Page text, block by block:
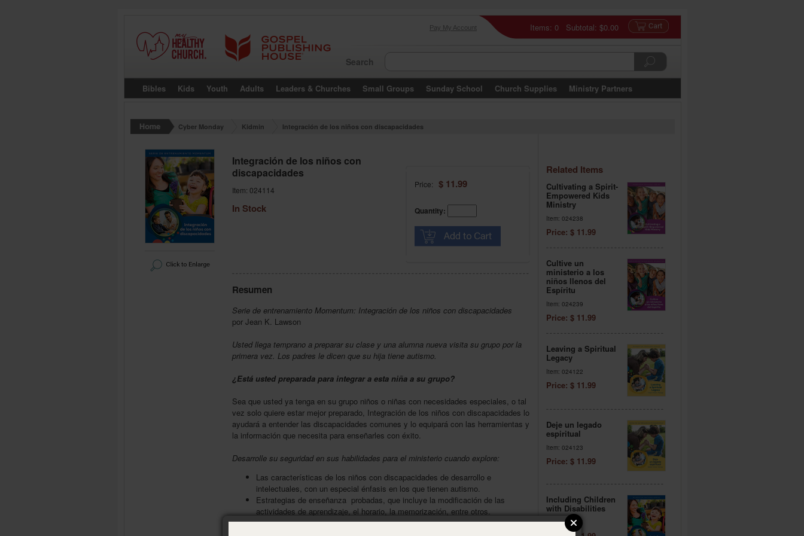
Items: 0 Subtotal: $0.00
Pay My Account
Search
Bibles Kids Youth Adults Leaders & Churches Small Groups Sunday School Church Supplies Ministry Partners
Cyber Monday Kidmin Integración de los niños con discapacidades
Integración de los niños con
discapacidades
Item: 024114
In Stock
Price: $ 11.99
Quantity:
Resumen
Serie de entrenamiento Momentum: Integración de los niños con discapacidades
por Jean K. Lawson
Usted llega temprano a preparar su clase y una alumna nueva visita su grupo por la
primera vez. Los padres le dicen que su hija tiene autismo.
¿Está usted preparada para integrar a esta niña a su grupo?
Sea que usted ya tenga en su grupo niños o niñas con necesidades especiales, o tal
vez solo quiere estar mejor preparado, Integración de los niños con discapacidades lo
ayudará a entender las discapacidades comunes y lo equipará con las herramientas y
la información que necesita para enseñarles con éxito.
Desarrolle su seguridad en sus habilidades para el ministerio cuando explore:
Las características de los niños con discapacidades de desarrollo e
intelectuales, con un especial énfasis en los que tienen autismo.
Estrategias de enseñanza probadas, que incluye la modificación de las
actividades de aprendizaje, el horario, la memorización, entre otros.
Consejos prácticos para mantener la conexión con los padres y ayudar a los
Related Items
Cultivating a Spirit-
Empowered Kids
Ministry
Item: 024238
Price: $ 11.99
Cultive un
ministerio a los
niños llenos del
Espíritu
Item: 024239
Price: $ 11.99
Leaving a Spiritual
Legacy
Item: 024122
Price: $ 11.99
Deje un legado
espiritual
Item: 024123
Price: $ 11.99
Including Children
with Disabilities
Item: 024115